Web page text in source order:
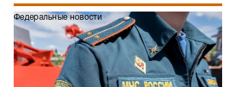
Федеральные новости